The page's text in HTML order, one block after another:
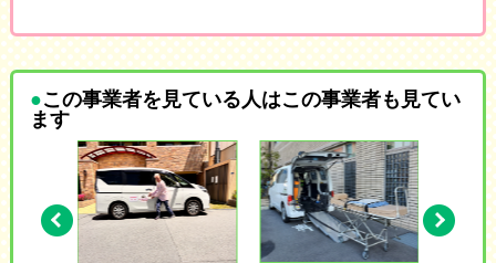
この事業者を見ている人はこの事業者も見てい
ます
北海